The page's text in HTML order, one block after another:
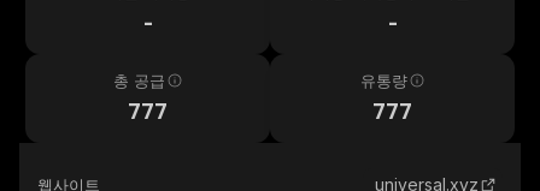
- -
총 공급
777
유통량
777
웹사이트 universal.xyz